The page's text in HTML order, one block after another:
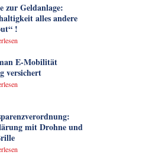
zur Geldanlage:
alles andere
!
E-Mobilität
versichert
mit Drohne und